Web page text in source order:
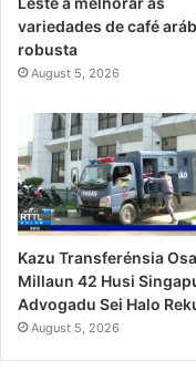
variedades de café
robusta
August 5, 2026
Kazu Transferénsia
Millaun 42 Husi
Advogadu Sei Halo
August 5, 2026